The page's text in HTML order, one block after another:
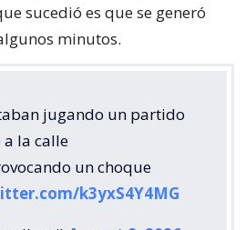
sucedió es que se generó
minutos.
jugando un partido
a la calle
un choque
k3yxS4Y4MG